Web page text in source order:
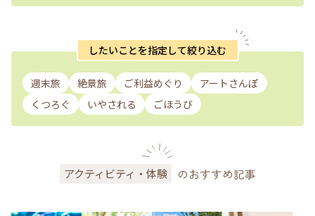
したいことを指定して絞り込む
週末旅 絶景旅 ご利益めぐり
アートさんぽ
くつろぐ
いやされる ごほうび
アクティビティ・体験 のおすすめ記事